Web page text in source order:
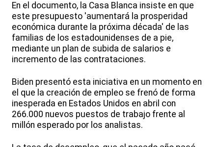
En el documento, la Casa Blanca insiste en que
este presupuesto 'aumentará la prosperidad
económica durante la próxima década' de las
familias de los estadounidenses de a pie,
mediante un plan de subida de salarios e
incremento de las contrataciones.
Biden presentó esta iniciativa en un momento en
el que la creación de empleo se frenó de forma
inesperada en Estados Unidos en abril con
266.000 nuevos puestos de trabajo frente al
millón esperado por los analistas.